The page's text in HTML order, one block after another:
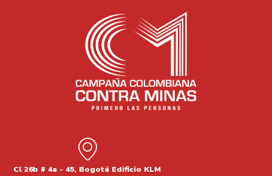
Desminado por parte de civiles
entrenados: una opción viable
El Coordinador Nacional de la CCCM, Álvaro Jiménez
Millán, pidió que losContinuar leyendo
Cl 26b # 4a - 45, Bogotá Edificio KLM